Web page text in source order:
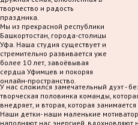
творчество и радость
праздника.
Мы из прекрасной республики
Башкортостан, города-столицы
Уфа. Наша студия существует и
стремительно развивается уже
более 10 лет, завоёвывая
сердца Уфимцев и покоряя
онлайн-пространство.
У нас сложился замечательный дуэт -
творческая половинка команды,
внедряет, и вторая, которая
Наши детки- наши маленькие
наполняют нас энергией, вдохновляют